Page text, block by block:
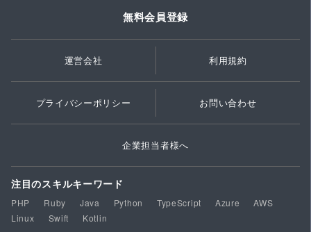
無料会員登録
運営会社 利用規約
プライバシーポリシー お問い合わせ
企業担当者様へ
注目のスキルキーワード
PHP Ruby Java Python TypeScript Azure
AWS
Linux
Swift Kotlin